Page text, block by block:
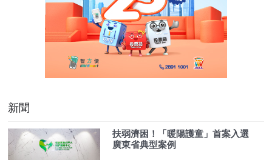
新聞
扶弱濟困！「暖陽護童」首案入選
廣東省典型案例